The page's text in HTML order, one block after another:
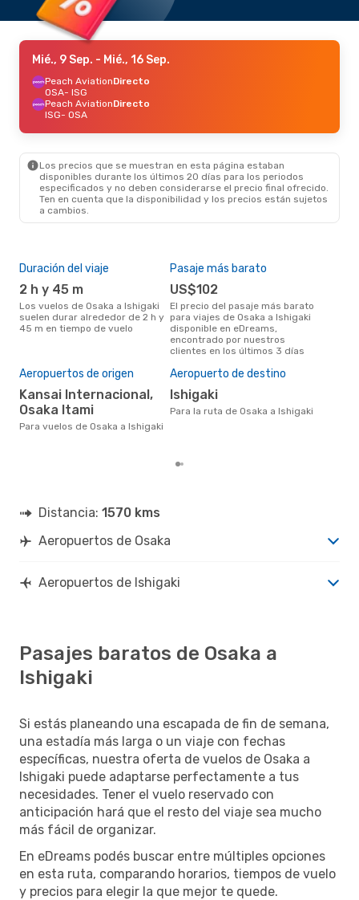
Mié., 9 Sep. - Mié., 16 Sep.
Peach AviationDirecto
OSA- ISG
Peach AviationDirecto
ISG- OSA
Los precios que se muestran en esta página estaban
disponibles durante los últimos 20 días para los periodos
especificados y no deben considerarse el precio final ofrecido.
Ten en cuenta que la disponibilidad y los precios están sujetos
a cambios.
Duración del viaje
2 h y 45 m
Los vuelos de Osaka a Ishigaki
suelen durar alrededor de 2 h y
45 m en tiempo de vuelo
Pasaje más barato
US$102
El precio del pasaje más barato
para viajes de Osaka a Ishigaki
disponible en eDreams,
encontrado por nuestros
clientes en los últimos 3 días
Aeropuertos de origen
Kansai Internacional,
Osaka Itami
Para vuelos de Osaka a Ishigaki
Aeropuerto de destino
Ishigaki
Para la ruta de Osaka a Ishigaki
Distancia: 1570 kms
Aeropuertos de Osaka
Aeropuertos de Ishigaki
Pasajes baratos de Osaka a
Ishigaki
Si estás planeando una escapada de fin de semana,
una estadía más larga o un viaje con fechas
específicas, nuestra oferta de vuelos de Osaka a
Ishigaki puede adaptarse perfectamente a tus
necesidades. Tener el vuelo reservado con
anticipación hará que el resto del viaje sea mucho
más fácil de organizar.
En eDreams podés buscar entre múltiples opciones
en esta ruta, comparando horarios, tiempos de vuelo
y precios para elegir la que mejor te quede.